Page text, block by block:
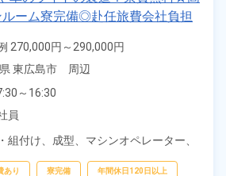
ーム寮完備◎赴任旅費会社負担
作業着無償貸与★食堂利用可◎マ
島県東広島市》
270,000円～290,000円
1,600円～1,600円
東広島市　周辺
～16:30
～00:30
～08:15
員
組付け、 成型、 マシンオペレーター、
あり 寮完備 年間休日120日以上